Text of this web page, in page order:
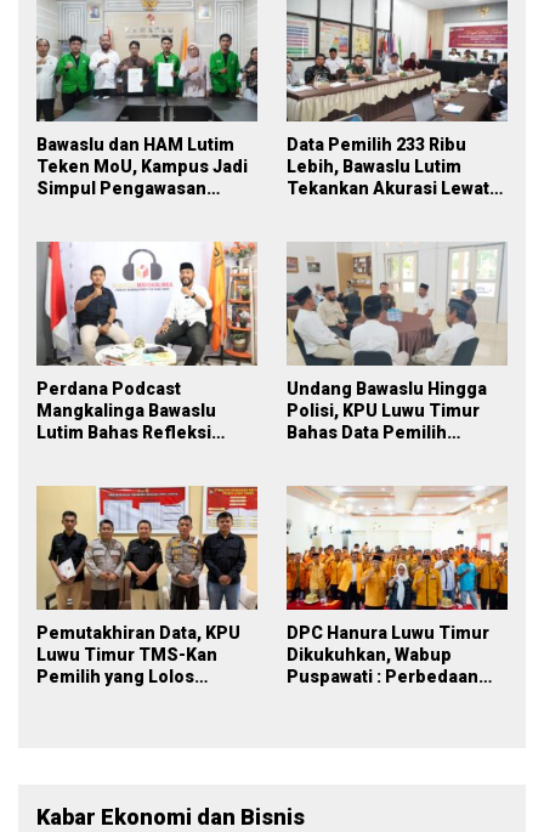
Bawaslu dan HAM Lutim
Teken MoU, Kampus Jadi
Simpul Pengawasan
Data Pemilih 233 Ribu
Lebih, Bawaslu Lutim
Tekankan Akurasi Lewat
Perdana Podcast
Mangkalinga Bawaslu
Lutim Bahas Refleksi
Undang Bawaslu Hingga
Polisi, KPU Luwu Timur
Bahas Data Pemilih
Pemutakhiran Data, KPU
Luwu Timur TMS-Kan
Pemilih yang Lolos
DPC Hanura Luwu Timur
Dikukuhkan, Wabup
Puspawati : Perbedaan
Kabar Ekonomi dan Bisnis